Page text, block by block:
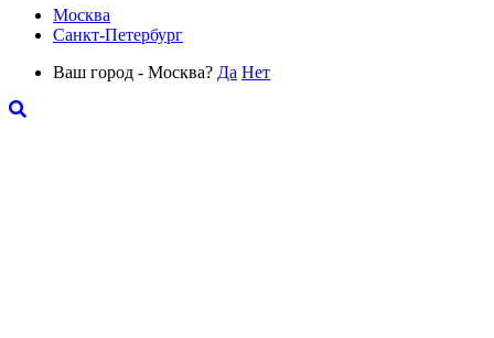
Москва
Санкт-Петербург
Ваш город - Москва? Да Нет